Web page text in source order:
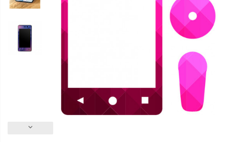
keyboard_arrow_down